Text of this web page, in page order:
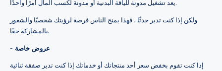
يعد تشغيل مدونة للياقة البدنية أو مدونة لكسب المال أمرًا واحدًا.
ولكن إذا كنت تدير حدثًا ، فهذا يمنح الناس فرصة لرؤيتك شخصيًا والشعور
بالمشاركة حقًا.
- عروض خاصة
إذا كنت تقوم بخفض سعر أحد منتجاتك أو خدماتك إذا كنت تدير صفقة ثنائية